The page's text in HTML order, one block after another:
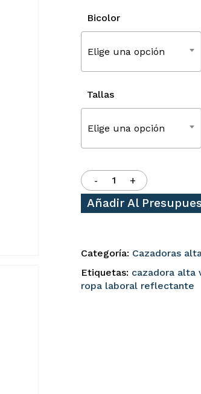
Bicolor
Elige una opción
Tallas
Elige una opción
Añadir Al
Categoría: Cazadoras
Etiquetas: cazadora alta
ropa laboral reflectante